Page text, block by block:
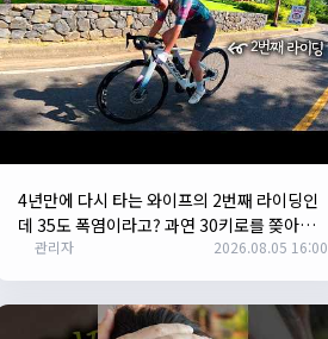
4년만에 다시 타는 와이프의 2번째 라이딩인
데 35도 폭염이라고? 과연 30키로를 쫒아올
수 있을까?
관리자 2026.08.05 16:00